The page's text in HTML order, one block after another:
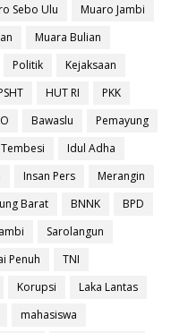
Sebo Ulu
Muaro Jambi
Muara Bulian
Politik
Kejaksaan
HUT RI
PKK
Bawaslu
Pemayung
Idul Adha
Insan Pers
Merangin
Barat BNNK
BPD
Sarolangun
Penuh
TNI
Korupsi
Laka Lantas
mahasiswa